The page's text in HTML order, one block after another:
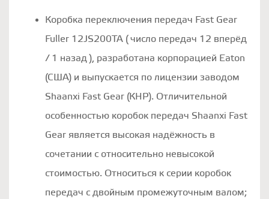
Коробка переключения передач Fast Gear
Fuller 12JS200TA ( число передач 12 вперёд
/ 1 назад ), разработана корпорацией Eaton
(CША) и выпускается по лицензии заводом
Shaanxi Fast Gear (КНР). Отличительной
особенностью коробок передач Shaanxi Fast
Gear является высокая надёжность в
сочетании с относительно невысокой
стоимостью. Относиться к серии коробок
передач с двойным промежуточным валом;